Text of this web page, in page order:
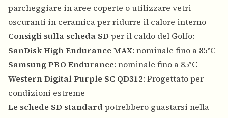
parcheggiare in aree coperte o utilizzare vetri
oscuranti in ceramica per ridurre il calore interno
Consigli sulla scheda SD per il caldo del Golfo:
SanDisk High Endurance MAX: nominale fino a 85°C
Samsung PRO Endurance: nominale fino a 85°C
Western Digital Purple SC QD312: Progettato per
condizioni estreme
Le schede SD standard potrebbero guastarsi nella